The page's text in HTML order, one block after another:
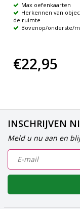
Max oefenkaarten
Herkennen van
de ruimte
Bovenop/onderste/
€22,95
INSCHRIJVEN
Meld u nu aan en